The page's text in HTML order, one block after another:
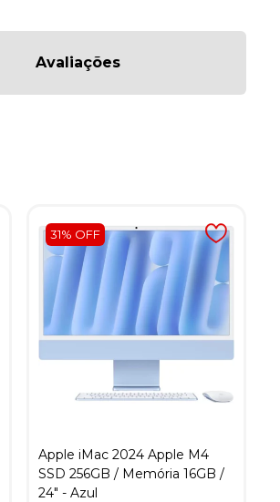
Avaliações
31% OFF
Apple iMac 2024 Apple M4
SSD 256GB / Memória 16GB /
24" - Azul